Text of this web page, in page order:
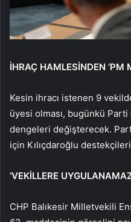
İHRAÇ HAMLESİNDEN ‘PM
Kesin ihracı istenen 9
üyesi olması, bugünkü Parti
dengeleri değişterecek.
için Kılıçdaroğlu
‘VEKİLLERE
CHP Balıkesir Milletvekili